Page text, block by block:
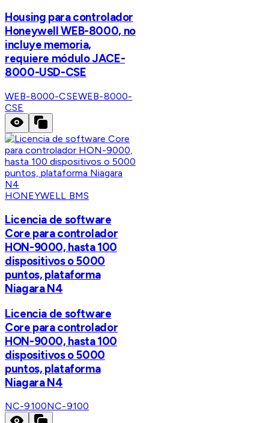
Housing para controlador
Honeywell WEB-8000, no
incluye memoria,
requiere módulo JACE-
8000-USD-CSE
WEB-8000-CSEWEB-8000-
CSE
HONEYWELL BMS
Licencia de software
Core para controlador
HON-9000, hasta 100
dispositivos o 5000
puntos, plataforma
Niagara N4
Licencia de software
Core para controlador
HON-9000, hasta 100
dispositivos o 5000
puntos, plataforma
Niagara N4
NC-9100NC-9100